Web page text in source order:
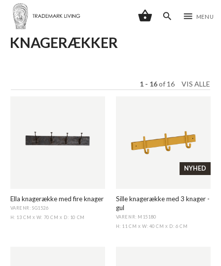
shopping_basket search menu MENU
KNAGERÆKKER
1 - 16of 16 VIS ALLE
Ella knagerække med fire knager
VARENR: SG1526
H: 13 CM X W: 70 CM X D: 10 CM
NYHED
Sille knagerække med 3 knager -
gul
VARENR: M15180
H: 11 CM X W: 40 CMX D: 6 CM